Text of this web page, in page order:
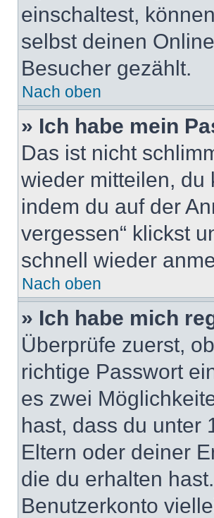
einschaltest,
selbst deinen
Besucher gezählt.
Nach oben
» Ich habe mein
Das ist nicht
wieder mitteilen, du
indem du auf der
vergessen“ klickst
schnell wieder
Nach oben
» Ich habe mich
Überprüfe zuerst,
richtige Passwort
es zwei
hast, dass du unter
Eltern oder deiner
die du erhalten
Benutzerkonto